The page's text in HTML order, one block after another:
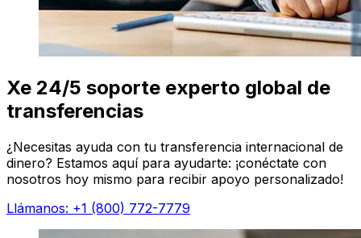
Xe 24/5 soporte experto global de
transferencias
¿Necesitas ayuda con tu transferencia internacional de
dinero? Estamos aquí para ayudarte: ¡conéctate con
nosotros hoy mismo para recibir apoyo personalizado!
Llámanos: +1 (800) 772-7779